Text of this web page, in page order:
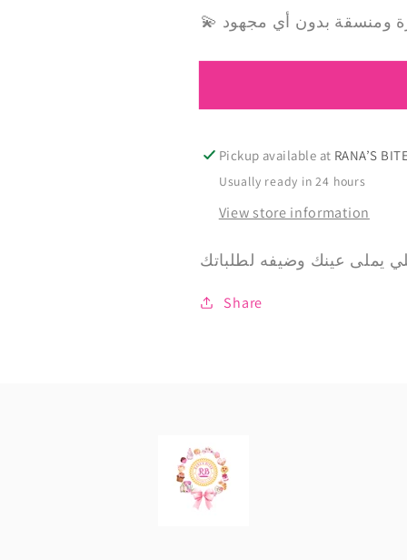
ومنسقة بدون أي مجهود
Pickup available at
Usually ready in 24 hours
View store information
Share